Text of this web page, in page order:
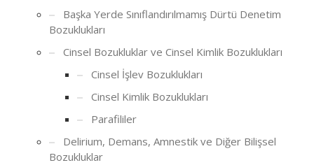
Başka Yerde Sınıflandırılmamış Dürtü Denetim
Bozuklukları
Cinsel Bozukluklar ve Cinsel Kimlik Bozuklukları
Cinsel İşlev Bozuklukları
Cinsel Kimlik Bozuklukları
Parafililer
Delirium, Demans, Amnestik ve Diğer Bilişsel
Bozukluklar